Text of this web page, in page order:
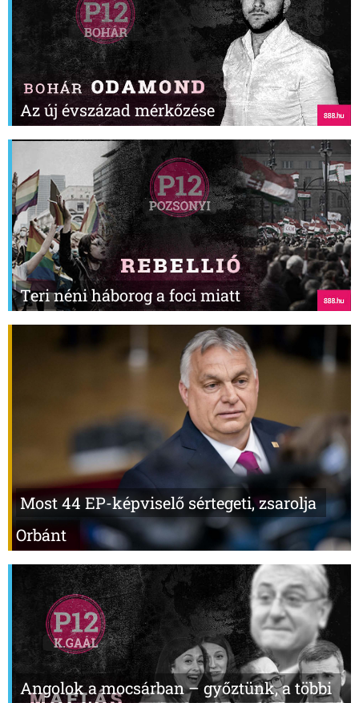
Az új évszázad mérkőzése
Teri néni háborog a foci miatt
Most 44 EP-képviselő sértegeti, zsarolja
Orbánt
Angolok a mocsárban – győztünk, a többi